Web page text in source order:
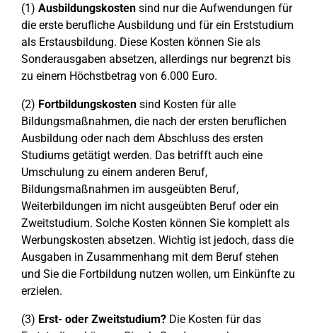
(1) Ausbildungskosten sind nur die Aufwendungen für
die erste berufliche Ausbildung und für ein Erststudium
als Erstausbildung. Diese Kosten können Sie als
Sonderausgaben absetzen, allerdings nur begrenzt bis
zu einem Höchstbetrag von 6.000 Euro.
(2) Fortbildungskosten sind Kosten für alle
Bildungsmaßnahmen, die nach der ersten beruflichen
Ausbildung oder nach dem Abschluss des ersten
Studiums getätigt werden. Das betrifft auch eine
Umschulung zu einem anderen Beruf,
Bildungsmaßnahmen im ausgeübten Beruf,
Weiterbildungen im nicht ausgeübten Beruf oder ein
Zweitstudium. Solche Kosten können Sie komplett als
Werbungskosten absetzen. Wichtig ist jedoch, dass die
Ausgaben in Zusammenhang mit dem Beruf stehen
und Sie die Fortbildung nutzen wollen, um Einkünfte zu
erzielen.
(3) Erst- oder Zweitstudium? Die Kosten für das